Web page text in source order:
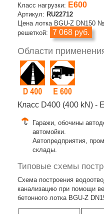
Класс нагрузки: E600
Артикул: RU22712
Цена лотка BGU-Z DN150
решеткой:
7 068 руб.
Области
Класс D400 (400 kN) -
Гаражи, обочины
автомойки.
Автопредприятия,
склады.
Типовые схемы
Схема построения
канализацию при помощи
бетонного лотка BGU-Z